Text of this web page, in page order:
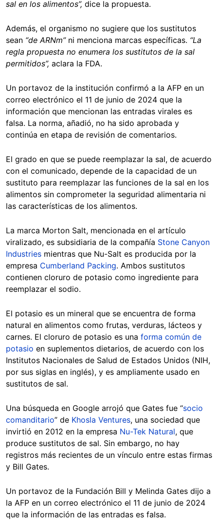
sal en los alimentos”, dice la propuesta.
Además, el organismo no sugiere que los sustitutos
sean “de ARNm”ni menciona marcas específicas. “La
regla propuesta no enumera los sustitutos de la sal
permitidos”, aclara la FDA.
Un portavoz de la institución confirmó a la AFP en un
correo electrónico el 11 de junio de 2024 que la
información que mencionan las entradas virales es
falsa. La norma, añadió, no ha sido aprobada y
continúa en etapa de revisión de comentarios.
El grado en que se puede reemplazar la sal, de acuerdo
con el comunicado, depende de la capacidad de un
sustituto para reemplazar las funciones de la sal en los
alimentos sin comprometer la seguridad alimentaria ni
las características de los alimentos.
La marca Morton Salt, mencionada en el artículo
viralizado, es subsidiaria de la compañía Stone Canyon
Industries mientras que Nu-Salt es producida por la
empresa Cumberland Packing. Ambos sustitutos
contienen cloruro de potasio como ingrediente para
reemplazar el sodio.
El potasio es un mineral que se encuentra de forma
natural en alimentos como frutas, verduras, lácteos y
carnes. El cloruro de potasio es una forma común de
potasio en suplementos dietarios, de acuerdo con los
Institutos Nacionales de Salud de Estados Unidos (NIH,
por sus siglas en inglés), y es ampliamente usado en
sustitutos de sal.
Una búsqueda en Google arrojó que Gates fue “socio
comanditario” de Khosla Ventures, una sociedad que
invirtió en 2012 en la empresa Nu-Tek Natural, que
produce sustitutos de sal. Sin embargo, no hay
registros más recientes de un vínculo entre estas firmas
y Bill Gates.
Un portavoz de la Fundación Bill y Melinda Gates dijo a
la AFP en un correo electrónico el 11 de junio de 2024
que la información de las entradas es falsa.